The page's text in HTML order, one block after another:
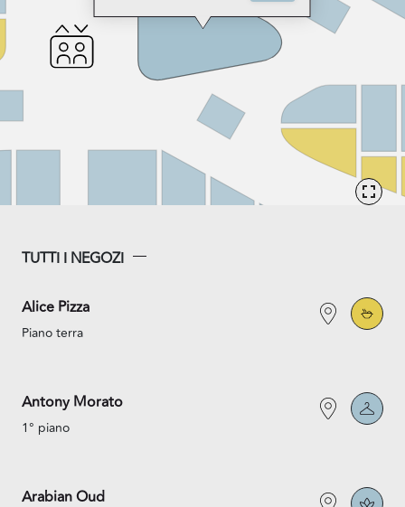
TUTTI I NEGOZI
Alice Pizza
Piano terra
Antony Morato
1° piano
Arabian Oud